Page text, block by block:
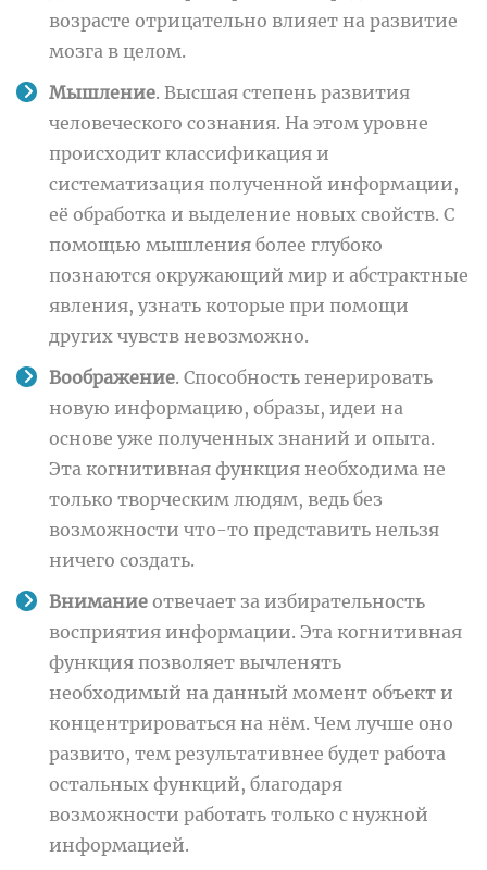
возрасте отрицательно влияет на развитие
мозга в целом.
Мышление. Высшая степень развития
человеческого сознания. На этом уровне
происходит классификация и
систематизация полученной информации,
её обработка и выделение новых свойств. С
помощью мышления более глубоко
познаются окружающий мир и абстрактные
явления, узнать которые при помощи
других чувств невозможно.
Воображение. Способность генерировать
новую информацию, образы, идеи на
основе уже полученных знаний и опыта.
Эта когнитивная функция необходима не
только творческим людям, ведь без
возможности что-то представить нельзя
ничего создать.
Внимание отвечает за избирательность
восприятия информации. Эта когнитивная
функция позволяет вычленять
необходимый на данный момент объект и
концентрироваться на нём. Чем лучше оно
развито, тем результативнее будет работа
остальных функций, благодаря
возможности работать только с нужной
информацией.